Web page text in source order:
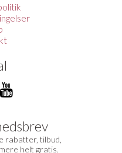
rabatter, tilbud,
helt gratis.